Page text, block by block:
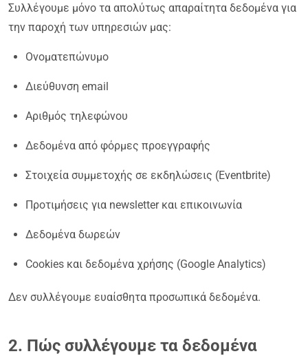
Συλλέγουμε μόνο τα απολύτως απαραίτητα δεδομένα για
την παροχή των υπηρεσιών μας:
Ονοματεπώνυμο
Διεύθυνση email
Αριθμός τηλεφώνου
Δεδομένα από φόρμες προεγγραφής
Στοιχεία συμμετοχής σε εκδηλώσεις (Eventbrite)
Προτιμήσεις για newsletter και επικοινωνία
Δεδομένα δωρεών
Cookies και δεδομένα χρήσης (Google Analytics)
Δεν συλλέγουμε ευαίσθητα προσωπικά δεδομένα.
2. Πώς συλλέγουμε τα δεδομένα